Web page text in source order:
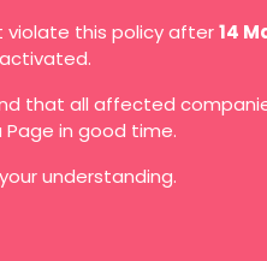
this policy after14
that all affected
in good time.
understanding.